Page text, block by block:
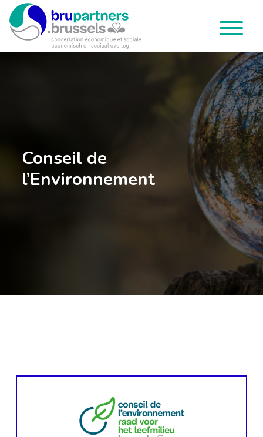
Brupartners
Menu
Conseil de
l’Environnement